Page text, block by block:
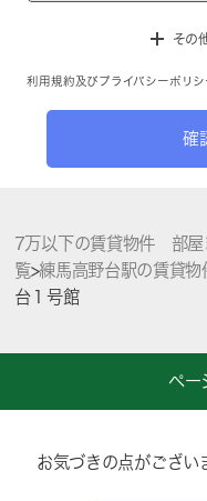
その
利用規約 及び プライバシーポリシ
確
7万以下の賃貸物件 部屋
覧>練馬高野台駅の賃貸物
台１号館
ペー
お気づきの点がござい